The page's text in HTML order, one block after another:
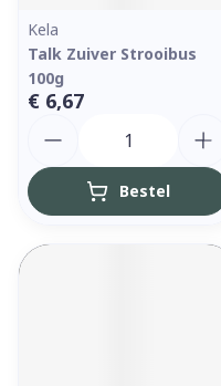
Kela
Talk Zuiver Strooibus
100g
€ 6,67
Bestel